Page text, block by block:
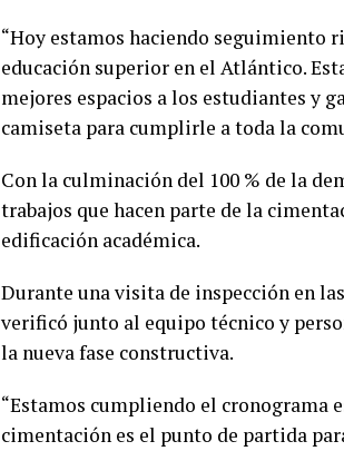
“Hoy estamos haciendo seguimiento
educación superior en el Atlántico.
mejores espacios a los estudiantes y
camiseta para cumplirle a toda la
Con la culminación del 100 % de la
trabajos que hacen parte de la
edificación académica.
Durante una visita de inspección en
verificó junto al equipo técnico y
la nueva fase constructiva.
“Estamos cumpliendo el cronograma
cimentación es el punto de partida